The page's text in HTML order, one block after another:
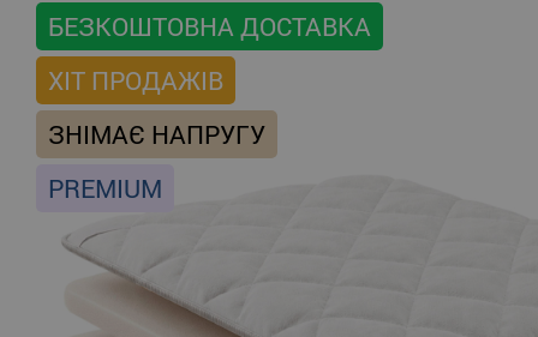
БЕЗКОШТОВНА ДОСТАВКА
ХІТ ПРОДАЖІВ
ЗНІМАЄ НАПРУГУ
PREMIUM